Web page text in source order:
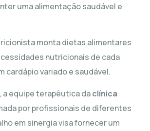
uma alimentação saudável e
monta dietas alimentares
nutricionais de cada
cardápio variado e saudável.
equipe terapêutica daclínica
por profissionais de diferentes
em sinergia visa fornecer um